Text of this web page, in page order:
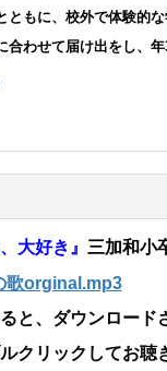
ともに、校外で体験的
合わせて届け出をし、
大好き』 三加和小
歌orginal.mp3
と、ダウンロード
クリックしてお聴